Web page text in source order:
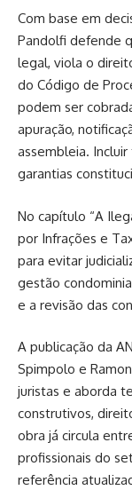
Com base em
Pandolfi defende
legal, viola o
do Código de
podem ser
apuração,
assembleia.
garantias
No capítulo “A
por Infrações e
para evitar
gestão
e a revisão das
A publicação da
Spimpolo e
juristas e aborda
construtivos,
obra já circula
profissionais do
referência